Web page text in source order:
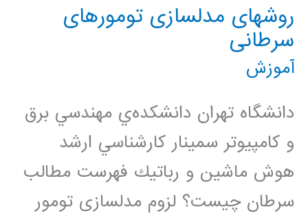
روشهای مدلسازی تومورهای
سرطانی
آموزش
دانشگاه تهران دانشكده‌ي مهندسي برق
و كامپيوتر سمينار كارشناسي ارشد
هوش ماشين و رباتيك فهرست مطالب
سرطان چیست؟ لزوم مدلسازی تومور